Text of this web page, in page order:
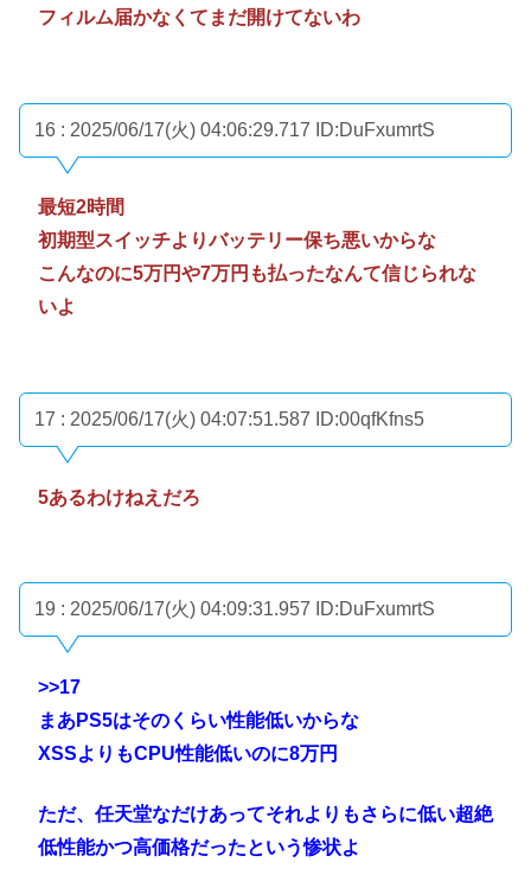
フィルム届かなくてまだ開けてないわ
16 : 2025/06/17(火) 04:06:29.717 ID:DuFxumrtS
最短2時間
初期型スイッチよりバッテリー保ち悪いからな
こんなのに5万円や7万円も払ったなんて信じられな
いよ
17 : 2025/06/17(火) 04:07:51.587 ID:00qfKfns5
5あるわけねえだろ
19 : 2025/06/17(火) 04:09:31.957 ID:DuFxumrtS
>>17
まあPS5はそのくらい性能低いからな
XSSよりもCPU性能低いのに8万円
ただ、任天堂なだけあってそれよりもさらに低い超絶
低性能かつ高価格だったという惨状よ